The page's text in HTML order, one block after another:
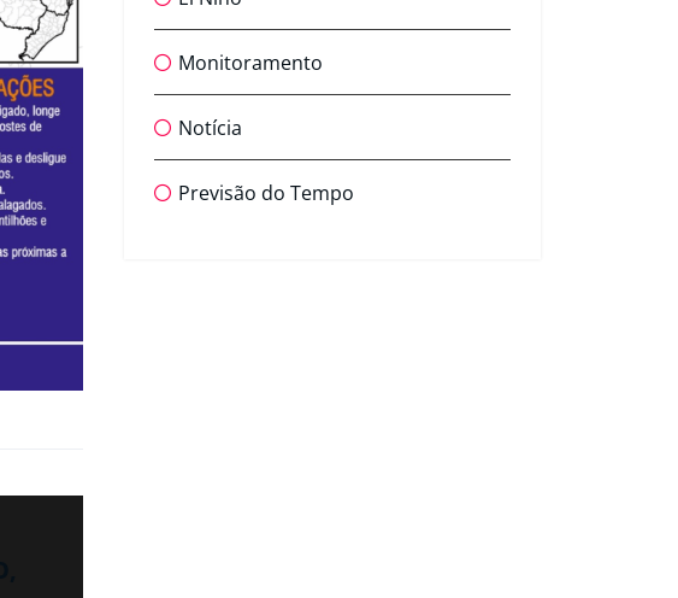
Monitoramento
Notícia
Previsão do Tempo